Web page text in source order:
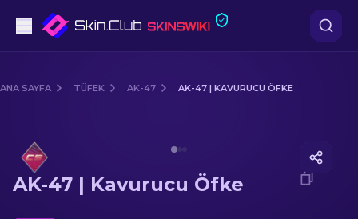
Dürbünlü Tüfek
ANA SAYFA TÜFEK AK-47 AK-47 | KAVURUCU ÖFKE
AK-47 | Kavurucu Öfke